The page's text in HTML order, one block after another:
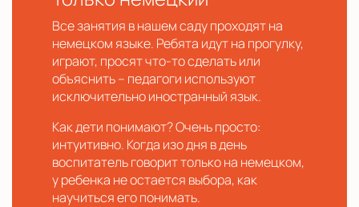
Все занятия в нашем саду проходят на
немецком языке. Ребята идут на прогулку,
играют, просят что-то сделать или
объяснить – педагоги используют
исключительно иностранный язык.
Как дети понимают? Очень просто:
интуитивно. Когда изо дня в день
воспитатель говорит только на немецком,
у ребенка не остается выбора, как
научиться его понимать.